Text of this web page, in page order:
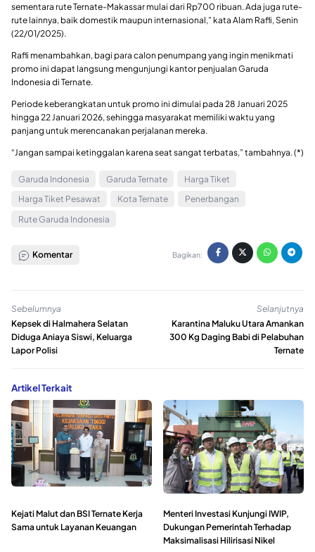
sementara rute Ternate-Makassar mulai dari Rp700 ribuan. Ada juga rute-
rute lainnya, baik domestik maupun internasional,” kata Alam Rafli, Senin
(22/01/2025).
Rafli menambahkan, bagi para calon penumpang yang ingin menikmati
promo ini dapat langsung mengunjungi kantor penjualan Garuda
Indonesia di Ternate.
Periode keberangkatan untuk promo ini dimulai pada 28 Januari 2025
hingga 22 Januari 2026, sehingga masyarakat memiliki waktu yang
panjang untuk merencanakan perjalanan mereka.
“Jangan sampai ketinggalan karena seat sangat terbatas,” tambahnya. (*)
Garuda Indonesia Garuda Ternate
Harga Tiket
Harga Tiket Pesawat
Kota Ternate
Penerbangan
Rute Garuda Indonesia
Komentar Bagikan:
Sebelumnya
Kepsek di Halmahera Selatan
Diduga Aniaya Siswi, Keluarga
Lapor Polisi
Selanjutnya
Karantina Maluku Utara Amankan
300 Kg Daging Babi di Pelabuhan
Ternate
Artikel Terkait
Kejati Malut dan BSI Ternate Kerja
Sama untuk Layanan Keuangan ‎
Menteri Investasi Kunjungi IWIP,
Dukungan Pemerintah Terhadap
Maksimalisasi Hilirisasi Nikel